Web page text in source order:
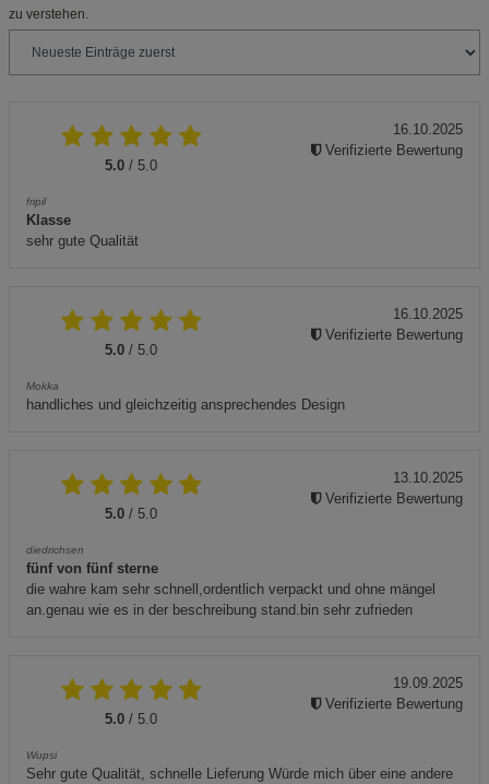
zu verstehen.
5.0 / 5.0
fripil
Klasse
sehr gute Qualität
16.10.2025
Verifizierte Bewertung
5.0 / 5.0
Mokka
handliches und gleichzeitig ansprechendes Design
16.10.2025
Verifizierte Bewertung
5.0 / 5.0
diedrichsen
fünf von fünf sterne
die wahre kam sehr schnell,ordentlich verpackt und ohne mängel
an.genau wie es in der beschreibung stand.bin sehr zufrieden
13.10.2025
Verifizierte Bewertung
5.0 / 5.0
Wupsi
Sehr gute Qualität, schnelle Lieferung Würde mich über eine andere
19.09.2025
Verifizierte Bewertung